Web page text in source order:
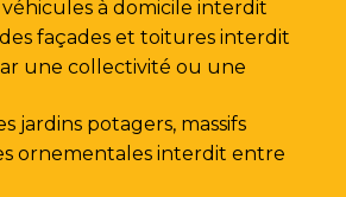
véhicules à domicile interdit
façades et toitures interdit
une collectivité ou une
jardins potagers, massifs
ornementales interdit entre